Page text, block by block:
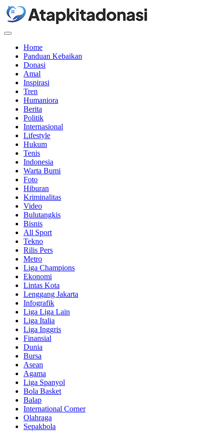
Menu
Home
Panduan Kebaikan
Donasi
Amal
Inspirasi
Tren
Humaniora
Berita
Politik
Internasional
Lifestyle
Hukum
Tenis
Indonesia
Warta Bumi
Foto
Hiburan
Kriminalitas
Video
Bulutangkis
Bisnis
All Sport
Tekno
Rilis Pers
Metro
Liga Champions
Ekonomi
Lintas Kota
Lenggang Jakarta
Infografik
Liga Liga Lain
Liga Italia
Liga Inggris
Finansial
Dunia
Bursa
Asean
Agama
Liga Spanyol
Bola Basket
Balap
International Corner
Olahraga
Sepakbola